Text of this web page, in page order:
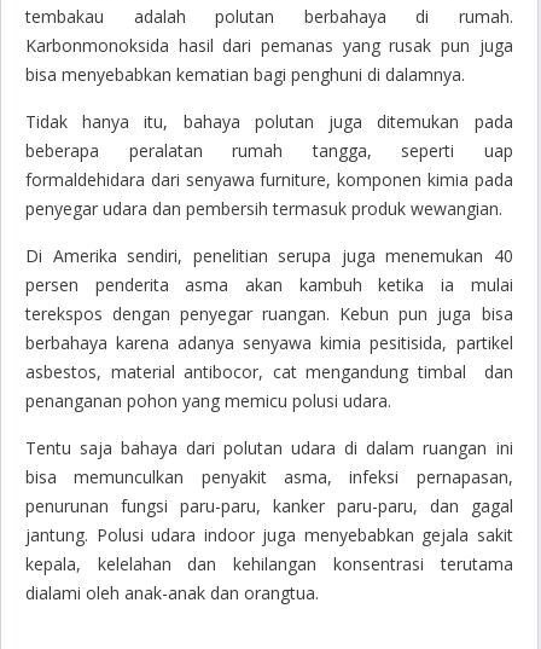
tembakau adalah polutan berbahaya di rumah.
Karbonmonoksida hasil dari pemanas yang rusak pun juga
bisa menyebabkan kematian bagi penghuni di dalamnya.
Tidak hanya itu, bahaya polutan juga ditemukan pada
beberapa peralatan rumah tangga, seperti uap
formaldehidara dari senyawa furniture, komponen kimia pada
penyegar udara dan pembersih termasuk produk wewangian.
Di Amerika sendiri, penelitian serupa juga menemukan 40
persen penderita asma akan kambuh ketika ia mulai
terekspos dengan penyegar ruangan. Kebun pun juga bisa
berbahaya karena adanya senyawa kimia pesitisida, partikel
asbestos, material antibocor, cat mengandung timbal dan
penanganan pohon yang memicu polusi udara.
Tentu saja bahaya dari polutan udara di dalam ruangan ini
bisa memunculkan penyakit asma, infeksi pernapasan,
penurunan fungsi paru-paru, kanker paru-paru, dan gagal
jantung. Polusi udara indoor juga menyebabkan gejala sakit
kepala, kelelahan dan kehilangan konsentrasi terutama
dialami oleh anak-anak dan orangtua.